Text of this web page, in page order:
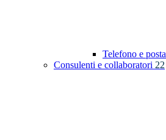
Telefono e
Consulenti e collaboratori 22